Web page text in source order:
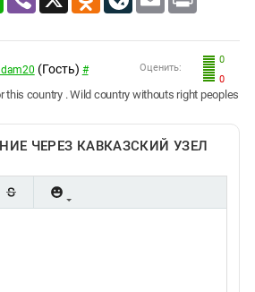
0
0
Оценить:
(Гость) #
this country . Wild country withouts right peoples
ЧЕРЕЗ КАВКАЗСКИЙ УЗЕЛ